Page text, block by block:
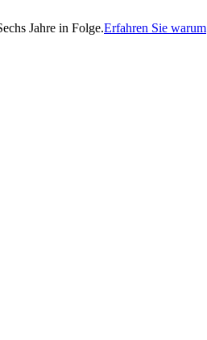
Jahre in Folge.Erfahren Sie warum